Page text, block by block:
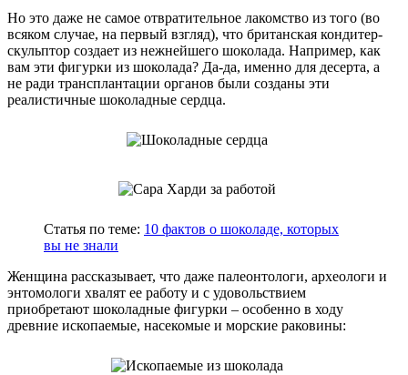
Но это даже не самое отвратительное лакомство из того (во
всяком случае, на первый взгляд), что британская кондитер-
скульптор создает из нежнейшего шоколада. Например, как
вам эти фигурки из шоколада? Да-да, именно для десерта, а
не ради трансплантации органов были созданы эти
реалистичные шоколадные сердца.
Статья по теме: 10 фактов о шоколаде, которых
вы не знали
Женщина рассказывает, что даже палеонтологи, археологи и
энтомологи хвалят ее работу и с удовольствием
приобретают шоколадные фигурки – особенно в ходу
древние ископаемые, насекомые и морские раковины: